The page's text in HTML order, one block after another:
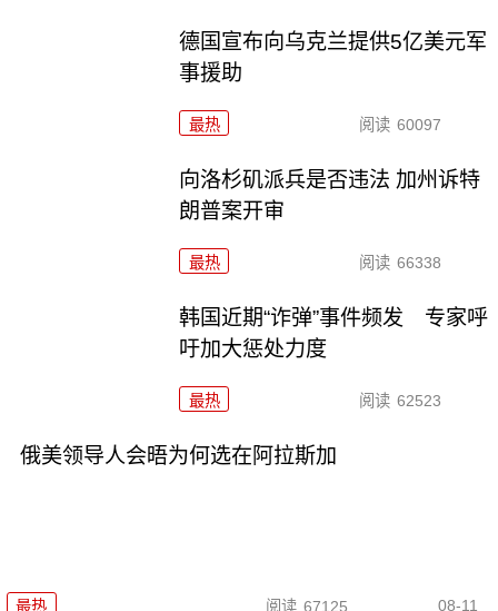
德国宣布向乌克兰提供5亿美元军
事援助
最热 阅读 60097
向洛杉矶派兵是否违法 加州诉特
朗普案开审
最热 阅读 66338
韩国近期“诈弹”事件频发 专家呼
吁加大惩处力度
最热 阅读 62523
俄美领导人会晤为何选在阿拉斯加
最热 阅读 67125 08-11